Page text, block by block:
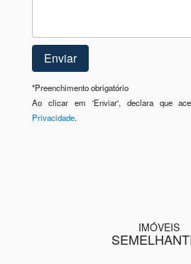
*Preenchimento obrigatório
Ao clicar em 'Enviar', declara que
Privacidade.
IMÓVEIS